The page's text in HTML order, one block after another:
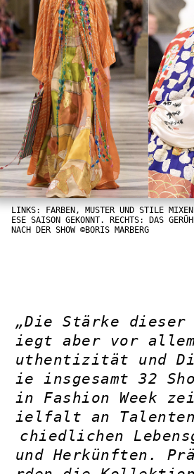
LINKS: FARBEN, MUSTER UND STILE
ESE SAISON GEKONNT. RECHTS: DAS
NACH DER SHOW ©BORIS MARBERG
„Die Stärke dieser
iegt aber vor
uthentizität und
ie insgesamt 32
in Fashion Week
ielfalt an
chiedlichen
und Herkünften.